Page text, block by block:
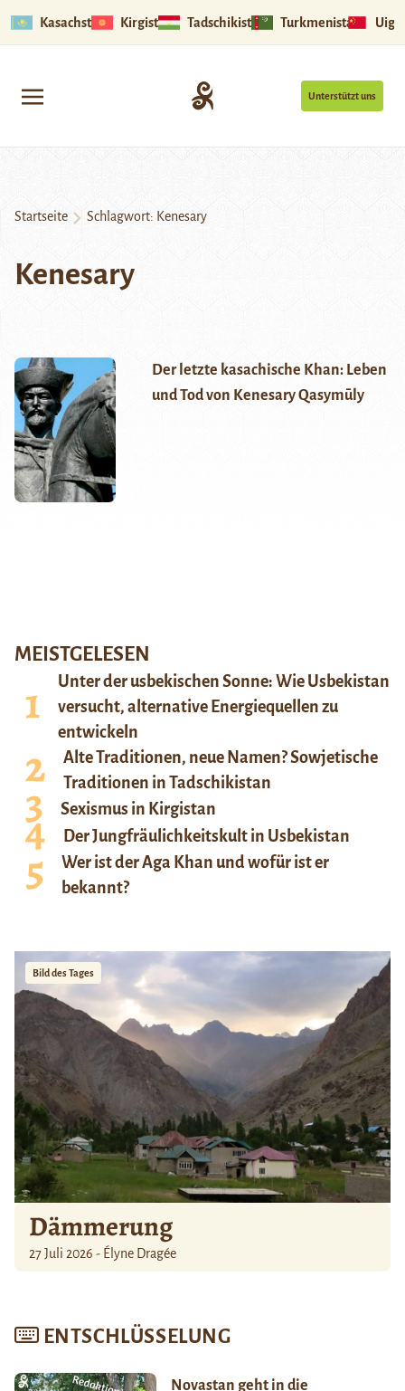
Kasachstan Kirgistan Tadschikistan Turkmenistan
Unterstützt uns
Startseite Schlagwort: Kenesary
Kenesary
Der letzte kasachische Khan: Leben
und Tod von Kenesary Qasymūly
MEISTGELESEN
Unter der usbekischen Sonne: Wie Usbekistan
versucht, alternative Energiequellen zu
entwickeln
Alte Traditionen, neue Namen? Sowjetische
Traditionen in Tadschikistan
Sexismus in Kirgistan
Der Jungfräulichkeitskult in Usbekistan
Wer ist der Aga Khan und wofür ist er
bekannt?
Bild des Tages
Dämmerung
27 Juli 2026 - Élyne Dragée
ENTSCHLÜSSELUNG
Novastan geht in die